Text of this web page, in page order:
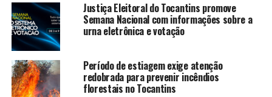
Justiça Eleitoral do Tocantins promove
Semana Nacional com informações sobre a
urna eletrônica e votação
Período de estiagem exige atenção
redobrada para prevenir incêndios
florestais no Tocantins